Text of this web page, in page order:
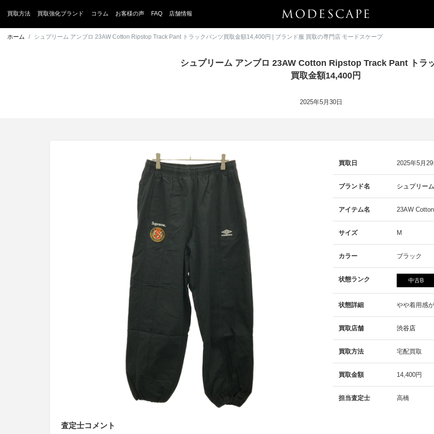
買取方法 買取強化ブランド コラム お客様の声 FAQ 店舗情報
ホーム シュプリーム アンブロ 23AW Cotton Ripstop Track Pant トラックパンツ買取金額14,400円 | ブランド服 買取の専門店 モードスケープ
シュプリーム アンブロ 23AW Cotton Ripstop Track Pant トラ
買取金額14,400円
2025年5月30日
買取日 2025年5月29
ブランド名 シュプリー
アイテム名 23AW
サイズ M
カラー ブラック
状態ランク 中古B
状態詳細 やや着用感
買取店舗 渋谷店
買取方法 宅配買取
買取金額 14,400円
担当査定士 高橋
査定士コメント